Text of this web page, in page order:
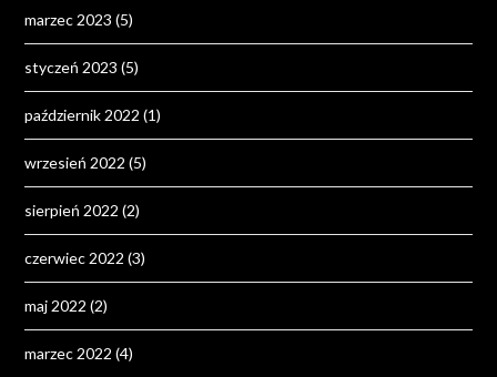
marzec 2023 (5)
styczeń 2023 (5)
październik 2022 (1)
wrzesień 2022 (5)
sierpień 2022 (2)
czerwiec 2022 (3)
maj 2022 (2)
marzec 2022 (4)